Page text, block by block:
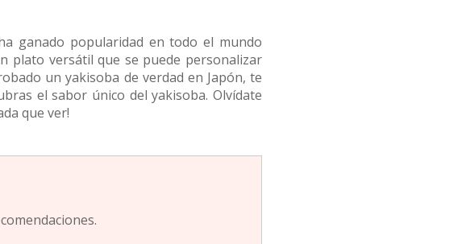
ganado popularidad en todo el mundo
plato versátil que se puede personalizar
un yakisoba de verdad en Japón, te
el sabor único del yakisoba. Olvídate
que ver!